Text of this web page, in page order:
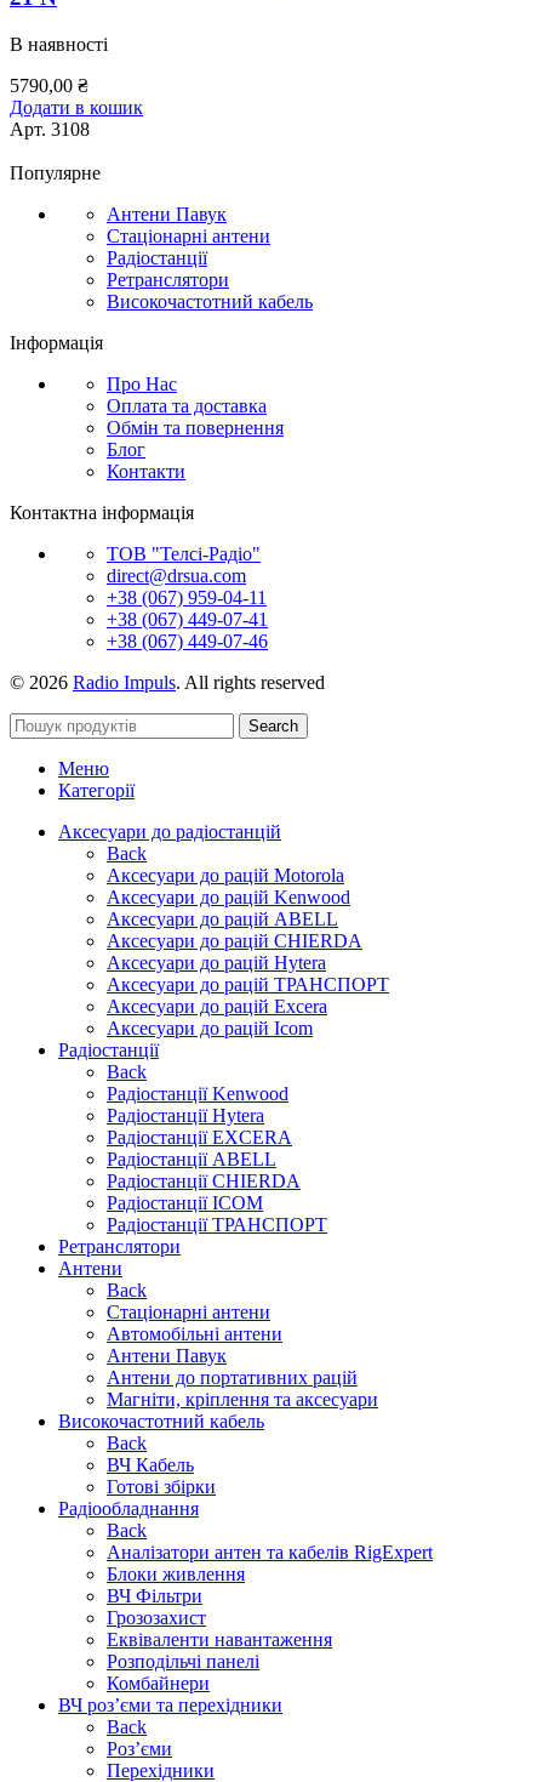
В наявності
5790,00 ₴
Додати в кошик
Арт. 3108
Популярне
Антени Павук
Стаціонарні антени
Радіостанції
Ретранслятори
Високочастотний кабель
Інформація
Про Нас
Оплата та доставка
Обмін та повернення
Блог
Контакти
Контактна інформація
ТОВ "Телсі-Радіо"
direct@drsua.com
+38 (067) 959-04-11
+38 (067) 449-07-41
+38 (067) 449-07-46
© 2026 Radio Impuls. All rights reserved
Search
Меню
Категорії
Аксесуари до радіостанцій
Back
Аксесуари до рацій Motorola
Аксесуари до рацій Kenwood
Аксесуари до рацій ABELL
Аксесуари до рацій CHIERDA
Аксесуари до рацій Hytera
Аксесуари до рацій ТРАНСПОРТ
Аксесуари до рацій Excera
Аксесуари до рацій Icom
Радіостанції
Back
Радіостанції Kenwood
Радіостанції Hytera
Радіостанції EXCERA
Радіостанції ABELL
Радіостанції CHIERDA
Радіостанції ICOM
Радіостанції ТРАНСПОРТ
Ретранслятори
Антени
Back
Стаціонарні антени
Автомобільні антени
Антени Павук
Антени до портативних рацій
Магніти, кріплення та аксесуари
Високочастотний кабель
Back
ВЧ Кабель
Готові збірки
Радіообладнання
Back
Аналізатори антен та кабелів RigExpert
Блоки живлення
ВЧ Фільтри
Грозозахист
Еквіваленти навантаження
Розподільчі панелі
Комбайнери
ВЧ роз’єми та перехідники
Back
Роз’єми
Перехідники